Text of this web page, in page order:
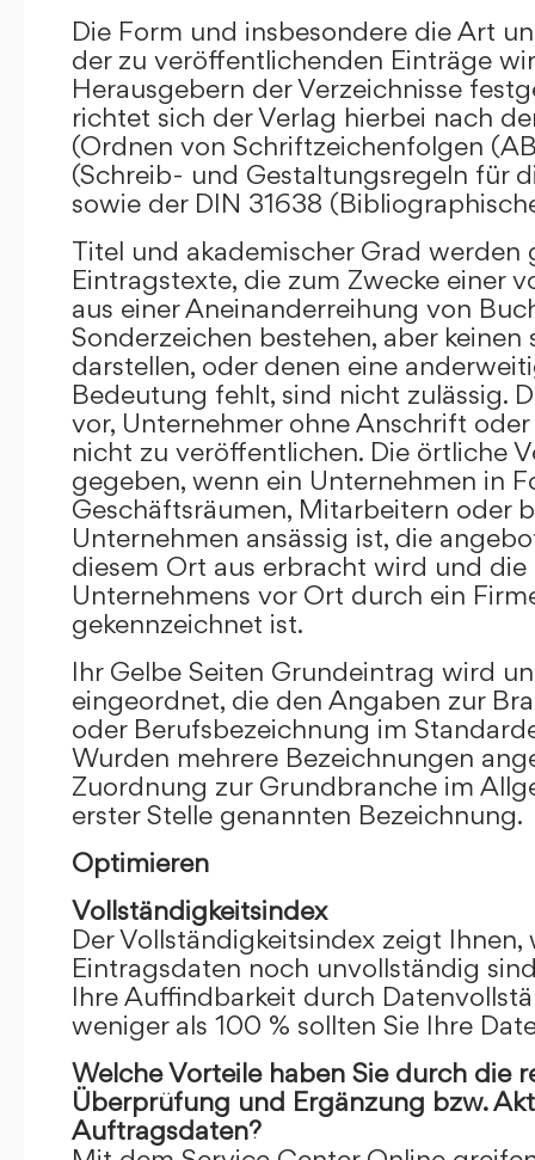
Die Form und insbesondere die Art
der zu veröffentlichenden Einträge
Herausgebern der Verzeichnisse
richtet sich der Verlag hierbei nach
(Ordnen von Schriftzeichenfolgen
(Schreib- und Gestaltungsregeln für
sowie der DIN 31638
Titel und akademischer Grad werden
Eintragstexte, die zum Zwecke einer
aus einer Aneinanderreihung von
Sonderzeichen bestehen, aber keinen
darstellen, oder denen eine
Bedeutung fehlt, sind nicht zulässig.
vor, Unternehmer ohne Anschrift
nicht zu veröffentlichen. Die örtliche
gegeben, wenn ein Unternehmen in
Geschäftsräumen, Mitarbeitern oder
Unternehmen ansässig ist, die
diesem Ort aus erbracht wird und die
Unternehmens vor Ort durch ein
gekennzeichnet ist.
Ihr Gelbe Seiten Grundeintrag wird
eingeordnet, die den Angaben zur
oder Berufsbezeichnung im
Wurden mehrere Bezeichnungen
Zuordnung zur Grundbranche im
erster Stelle genannten Bezeichnung.
Optimieren
Vollständigkeitsindex
Der Vollständigkeitsindex zeigt
Eintragsdaten noch unvollständig
Ihre Auffindbarkeit durch
weniger als 100 % sollten Sie Ihre
Welche Vorteile haben Sie durch die
Überprüfung und Ergänzung bzw.
Auftragsdaten?